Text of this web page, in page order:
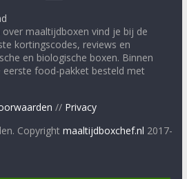
maaltijdboxen vind je bij de
kortingscodes, reviews en
en biologische boxen. Binnen
food-pakket besteld met
// Privacy
Copyright maaltijdboxchef.nl 2017-